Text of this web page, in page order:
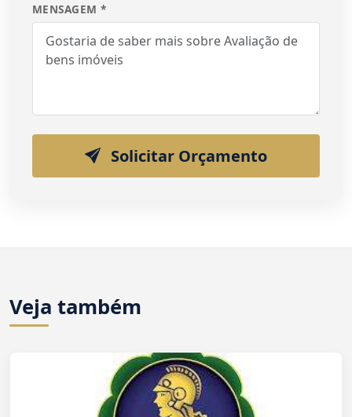
MENSAGEM *
Solicitar Orçamento
Veja também